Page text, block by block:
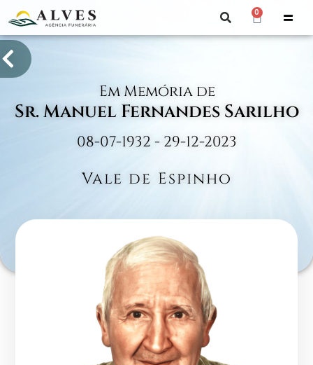
0
Em Memória de
Sr. Manuel Fernandes Sarilho
08-07-1932 - 29-12-2023
Vale de Espinho